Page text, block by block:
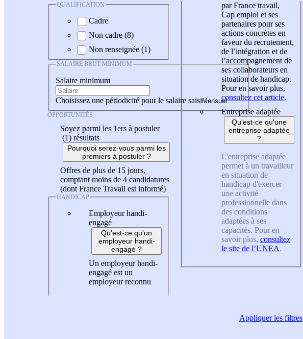
QUALIFICATION
Cadre
Non cadre (8)
Non renseignée (1)
SALAIRE BRUT MINIMUM
Salaire minimum
Choisissez une périodicité pour le salaire saisi
OPPORTUNITÉS
Soyez parmi les 1ers à postuler
(1) résultats
Pourquoi serez-vous parmi les
premiers à postuler ?
Offres de plus de 15 jours,
comptant moins de 4 candidatures
(dont France Travail est informé)
HANDICAP
Employeur handi-
engagé
Qu'est-ce qu'un
employeur handi-
engagé ?
Un employeur handi-
engagé est un
employeur reconnu
par France travail,
Cap emploi et ses
partenaires pour ses
actions concrètes en
faveur du recrutement,
de l’intégration et de
l’accompagnement de
ses collaborateurs en
situation de handicap.
Pour en savoir plus,
consultez cet article.
Entreprise adaptée
Qu'est-ce qu'une
entreprise adaptée
?
L'entreprise adaptée
permet à un travailleur
en situation de
handicap d'exercer
une activité
professionnelle dans
des conditions
adaptées à ses
capacités. Pour en
savoir plus, consultez
le site de l’UNEA.
Appliquerles filtres